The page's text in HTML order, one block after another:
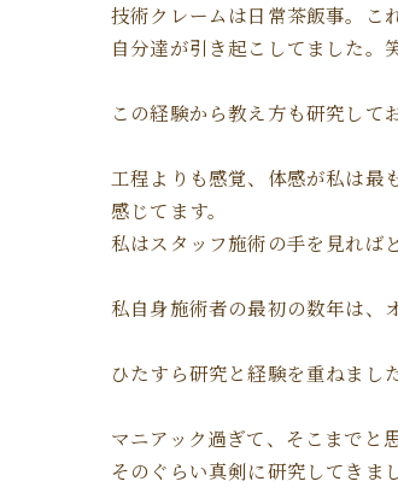
技術クレームは日常茶飯事。こ
自分達が引き起こしてました。
この経験から教え方も研究して
工程よりも感覚、体感が私は最
感じてます。
私はスタッフ施術の手を見れば
私自身施術者の最初の数年は、
ひたすら研究と経験を重ねました
マニアック過ぎて、そこまでと
そのぐらい真剣に研究してきまし